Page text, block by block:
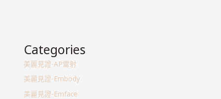
Categories
美麗見證-AP雷射
美麗見證-Embody
美麗見證-Emface